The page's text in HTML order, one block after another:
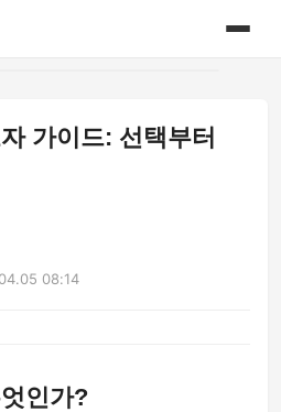
가이드: 선택부터
08:14
인가?